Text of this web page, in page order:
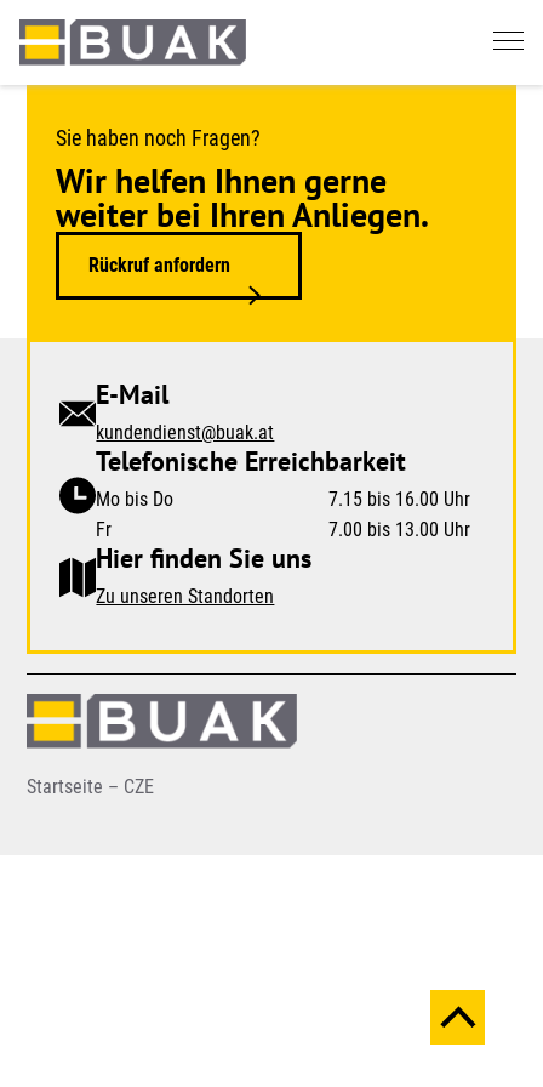
Springe
zum
Sie haben noch Fragen?
Wir helfen Ihnen gerne
weiter bei Ihren Anliegen.
Rückruf anfordern
E-Mail
kundendienst@buak.at
Telefonische Erreichbarkeit
Mo bis Do
7.15 bis 16.00 Uhr
Fr
7.00 bis 13.00 Uhr
Hier finden Sie uns
Zu unseren Standorten
Startseite – CZE